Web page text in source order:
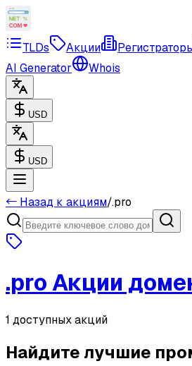
TLDs Акции
AI Generator
Whois
USD
USD
← Назад к акциям/.pro
.proАкции
1 доступных акций
Найдите лучшие